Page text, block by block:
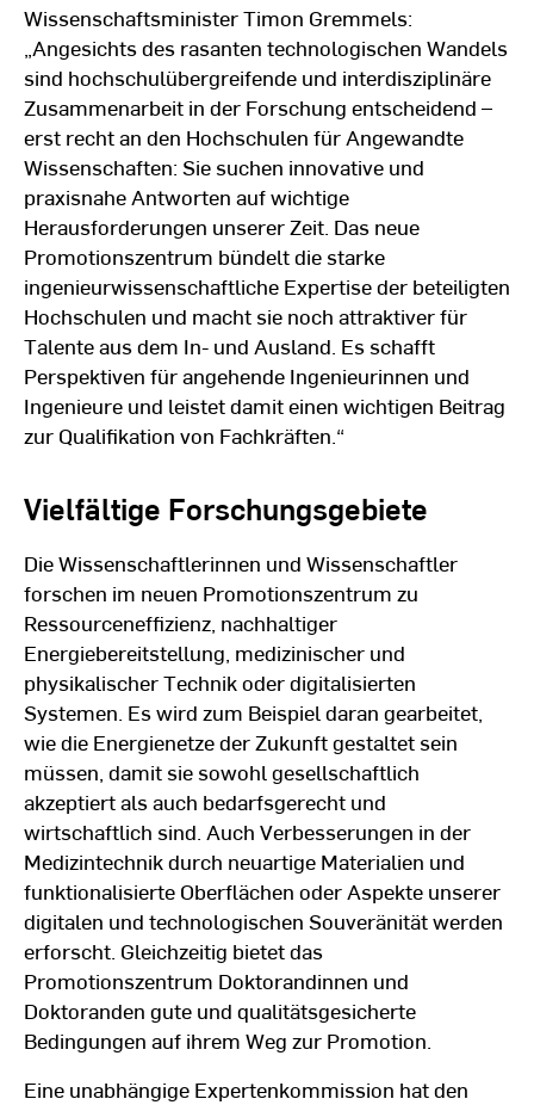
Wissenschaftsminister Timon Gremmels:
„Angesichts des rasanten technologischen Wandels
sind hochschulübergreifende und interdisziplinäre
Zusammenarbeit in der Forschung entscheidend –
erst recht an den Hochschulen für Angewandte
Wissenschaften: Sie suchen innovative und
praxisnahe Antworten auf wichtige
Herausforderungen unserer Zeit. Das neue
Promotionszentrum bündelt die starke
ingenieurwissenschaftliche Expertise der beteiligten
Hochschulen und macht sie noch attraktiver für
Talente aus dem In- und Ausland. Es schafft
Perspektiven für angehende Ingenieurinnen und
Ingenieure und leistet damit einen wichtigen Beitrag
zur Qualifikation von Fachkräften.“
Vielfältige Forschungsgebiete
Die Wissenschaftlerinnen und Wissenschaftler
forschen im neuen Promotionszentrum zu
Ressourceneffizienz, nachhaltiger
Energiebereitstellung, medizinischer und
physikalischer Technik oder digitalisierten
Systemen. Es wird zum Beispiel daran gearbeitet,
wie die Energienetze der Zukunft gestaltet sein
müssen, damit sie sowohl gesellschaftlich
akzeptiert als auch bedarfsgerecht und
wirtschaftlich sind. Auch Verbesserungen in der
Medizintechnik durch neuartige Materialien und
funktionalisierte Oberflächen oder Aspekte unserer
digitalen und technologischen Souveränität werden
erforscht. Gleichzeitig bietet das
Promotionszentrum Doktorandinnen und
Doktoranden gute und qualitätsgesicherte
Bedingungen auf ihrem Weg zur Promotion.
Eine unabhängige Expertenkommission hat den